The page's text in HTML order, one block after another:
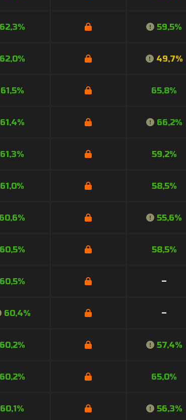
62,3% 59,5%
62,0% 49,7%
61,5% 65,8%
61,4% 66,2%
61,3% 59,2%
61,0% 58,5%
60,6% 55,6%
60,5% 58,5%
60,5% –
60,4% –
60,2% 57,4%
60,2% 65,0%
60,1% 56,3%